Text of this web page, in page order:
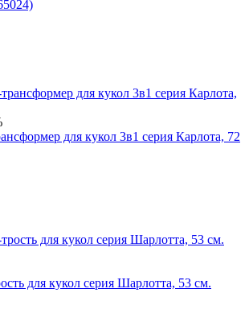
для кукол 3в1 серия Карлота, 72
для кукол серия Шарлотта, 53 см.